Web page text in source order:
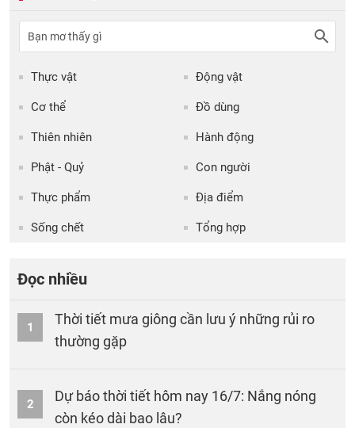
Thực vật Động vật
Cơ thể Đồ dùng
Thiên nhiên Hành động
Phật - Quỷ Con người
Thực phẩm Địa điểm
Sống chết Tổng hợp
Đọc nhiều
1
Thời tiết mưa giông cần lưu ý những rủi ro
thường gặp
2
Dự báo thời tiết hôm nay 16/7: Nắng nóng
còn kéo dài bao lâu?